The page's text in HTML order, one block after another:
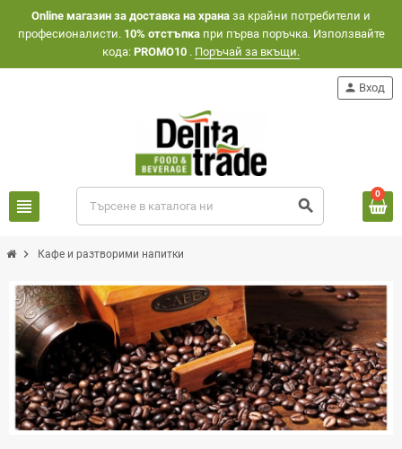
Оnline магазин за доставка на храна за крайни потребители и
професионалисти. 10% отстъпкапри първа поръчка. Използвайте
кода: PROMO10 . Поръчай за вкъщи.
view_headline search
person Вход
0
chevron_right Кафе и разтворими напитки